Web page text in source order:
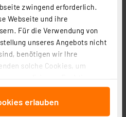
zwingend erforderlich.
Webseite und ihre
Für die Verwendung von
unseres Angebots nicht
benötigen wir Ihre
solche Cookies, um
zu können und die Zugriffe
Außerdem geben
erlauben
- FS20-
SH Teil 2/3
Lesen Sie mehr
11